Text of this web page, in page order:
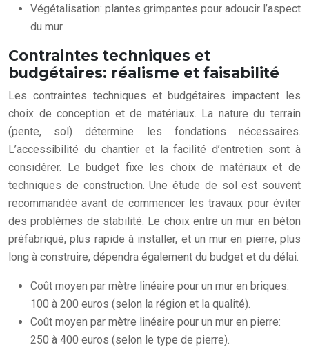
Végétalisation: plantes grimpantes pour adoucir l’aspect
du mur.
Contraintes techniques et
budgétaires: réalisme et faisabilité
Les contraintes techniques et budgétaires impactent les
choix de conception et de matériaux. La nature du terrain
(pente, sol) détermine les fondations nécessaires.
L’accessibilité du chantier et la facilité d’entretien sont à
considérer. Le budget fixe les choix de matériaux et de
techniques de construction. Une étude de sol est souvent
recommandée avant de commencer les travaux pour éviter
des problèmes de stabilité. Le choix entre un mur en béton
préfabriqué, plus rapide à installer, et un mur en pierre, plus
long à construire, dépendra également du budget et du délai.
Coût moyen par mètre linéaire pour un mur en briques:
100 à 200 euros (selon la région et la qualité).
Coût moyen par mètre linéaire pour un mur en pierre:
250 à 400 euros (selon le type de pierre).